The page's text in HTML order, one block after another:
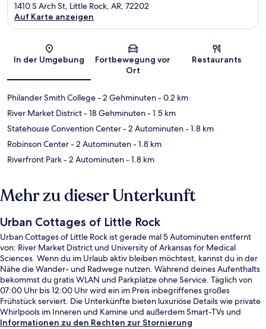
Karte
1410 S Arch St, Little Rock, AR, 72202
Auf Karte anzeigen
In der Umgebung
Fortbewegung vor
Ort
Restaurants
Philander Smith College- 2 Gehminuten- 0.2 km
River Market District- 18 Gehminuten- 1.5 km
Statehouse Convention Center- 2 Autominuten- 1.8 km
Robinson Center- 2 Autominuten- 1.8 km
Riverfront Park- 2 Autominuten- 1.8 km
Mehr zu dieser Unterkunft
Urban Cottages of Little Rock
Urban Cottages of Little Rock ist gerade mal 5 Autominuten entfernt
von: River Market District und University of Arkansas for Medical
Sciences. Wenn du im Urlaub aktiv bleiben möchtest, kannst du in der
Nähe die Wander- und Radwege nutzen. Während deines Aufenthalts
bekommst du gratis WLAN und Parkplätze ohne Service. Täglich von
07:00 Uhr bis 12:00 Uhr wird ein im Preis inbegriffenes großes
Frühstück serviert. Die Unterkünfte bieten luxuriöse Details wie private
Whirlpools im Inneren und Kamine und außerdem Smart-TVs und
Mikrowelle. Andere Reisende lieben die Lage.
Informationen zu den Rechten zur Stornierung